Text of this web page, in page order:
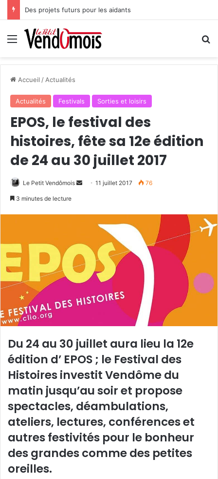
Des projets futurs pour les aidants
Menu
Accueil / Actualités
Actualités Festivals Sorties et loisirs
EPOS, le festival des
histoires, fête sa 12e édition
de 24 au 30 juillet 2017
Le Petit Vendômois
u
o
i
e
11 juillet 2017 76
3 minutes de lecture
Du 24 au 30 juillet aura lieu la 12e
édition d’ EPOS ; le Festival des
Histoires investit Vendôme du
matin jusqu’au soir et propose
spectacles, déambulations,
ateliers, lectures, conférences et
autres festivités pour le bonheur
des grandes comme des petites
oreilles.